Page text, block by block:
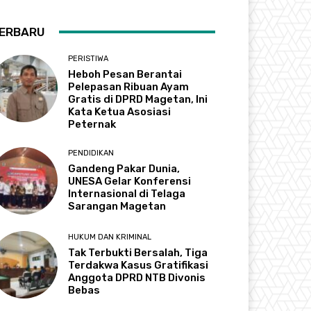
PERISTIWA
Heboh Pesan Berantai
Pelepasan Ribuan Ayam
Gratis di DPRD Magetan, Ini
Kata Ketua Asosiasi
Peternak
PENDIDIKAN
Gandeng Pakar Dunia,
UNESA Gelar Konferensi
Internasional di Telaga
Sarangan Magetan
HUKUM DAN KRIMINAL
Tak Terbukti Bersalah, Tiga
Terdakwa Kasus Gratifikasi
Anggota DPRD NTB Divonis
Bebas